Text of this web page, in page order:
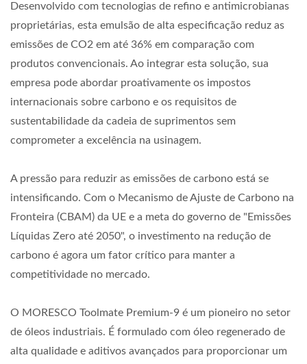
Desenvolvido com tecnologias de refino e antimicrobianas
proprietárias, esta emulsão de alta especificação reduz as
emissões de CO2 em até 36% em comparação com
produtos convencionais. Ao integrar esta solução, sua
empresa pode abordar proativamente os impostos
internacionais sobre carbono e os requisitos de
sustentabilidade da cadeia de suprimentos sem
comprometer a excelência na usinagem.
A pressão para reduzir as emissões de carbono está se
intensificando. Com o Mecanismo de Ajuste de Carbono na
Fronteira (CBAM) da UE e a meta do governo de "Emissões
Líquidas Zero até 2050", o investimento na redução de
carbono é agora um fator crítico para manter a
competitividade no mercado.
O MORESCO Toolmate Premium-9 é um pioneiro no setor
de óleos industriais. É formulado com óleo regenerado de
alta qualidade e aditivos avançados para proporcionar um